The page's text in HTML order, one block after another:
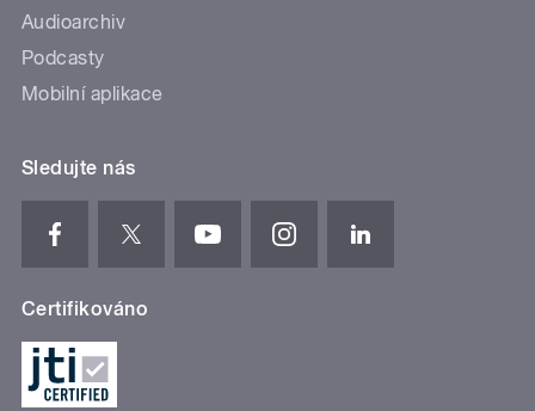
Audioarchiv
Podcasty
Mobilní aplikace
Sledujte nás
Certifikováno